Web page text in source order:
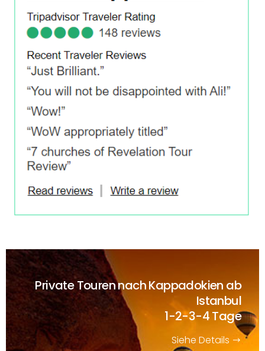
Private Touren nach Kappadokien ab
Istanbul
1-2-3-4 Tage
Siehe Details